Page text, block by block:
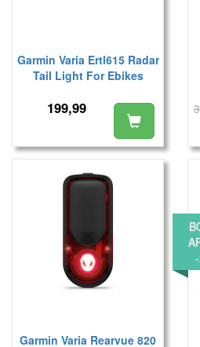
Garmin Varia Ertl615 Radar
Tail Light For Ebikes
199,99
Garmin Varia Rearvue 820